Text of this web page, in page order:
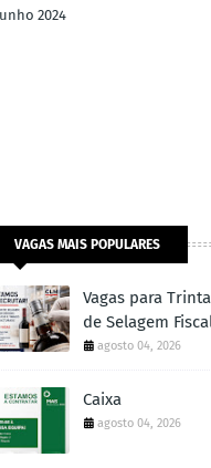
2024
VAGAS MAIS POPULARES
Vagas para
de Selagem
agosto 04, 2026
Caixa
agosto 04, 2026